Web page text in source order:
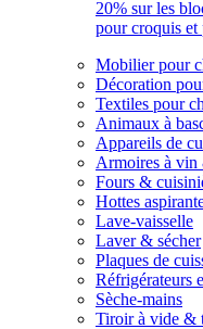
20% sur les
pour croquis et
Mobilier pour
Décoration
Textiles pour
Animaux à
Appareils de
Armoires à vin
Fours &
Hottes
Lave-vaisselle
Laver & sécher
Plaques de
Réfrigérateurs
Sèche-mains
Tiroir à vide &